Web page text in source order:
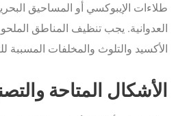
طلاءات الإيبوكسي أو المساحيق
العدوانية. يجب تنظيف المناطق
الأكسيد والتلوث والمخلفات المسببة
الأشكال المتاحة